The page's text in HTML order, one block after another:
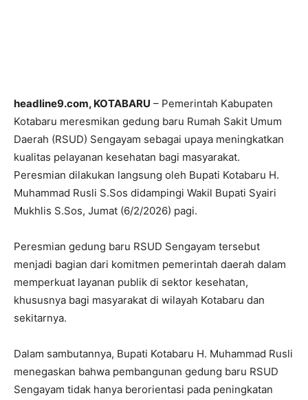
headline9.com, KOTABARU – Pemerintah Kabupaten
Kotabaru meresmikan gedung baru Rumah Sakit Umum
Daerah (RSUD) Sengayam sebagai upaya meningkatkan
kualitas pelayanan kesehatan bagi masyarakat.
Peresmian dilakukan langsung oleh Bupati Kotabaru H.
Muhammad Rusli S.Sos didampingi Wakil Bupati Syairi
Mukhlis S.Sos, Jumat (6/2/2026) pagi.
Peresmian gedung baru RSUD Sengayam tersebut
menjadi bagian dari komitmen pemerintah daerah dalam
memperkuat layanan publik di sektor kesehatan,
khususnya bagi masyarakat di wilayah Kotabaru dan
sekitarnya.
Dalam sambutannya, Bupati Kotabaru H. Muhammad Rusli
menegaskan bahwa pembangunan gedung baru RSUD
Sengayam tidak hanya berorientasi pada peningkatan